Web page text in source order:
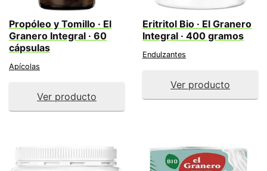
Propóleo y Tomillo · El
Granero Integral · 60
cápsulas
Apícolas
Ver producto
Eritritol Bio · El Granero
Integral · 400 gramos
Endulzantes
Ver producto